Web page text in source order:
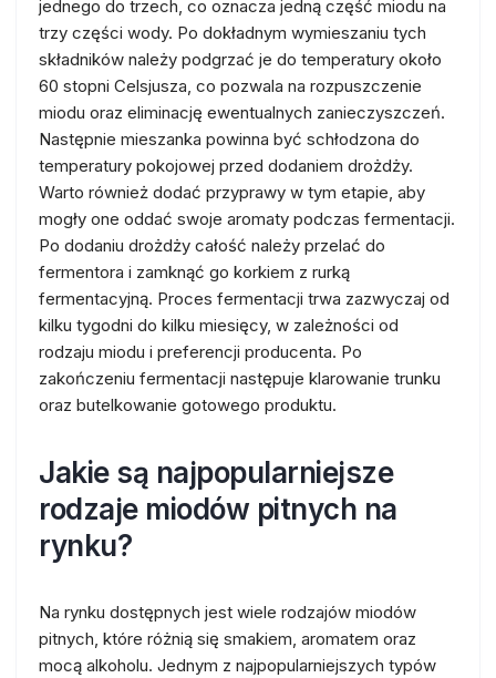
jednego do trzech, co oznacza jedną część miodu na
trzy części wody. Po dokładnym wymieszaniu tych
składników należy podgrzać je do temperatury około
60 stopni Celsjusza, co pozwala na rozpuszczenie
miodu oraz eliminację ewentualnych zanieczyszczeń.
Następnie mieszanka powinna być schłodzona do
temperatury pokojowej przed dodaniem drożdży.
Warto również dodać przyprawy w tym etapie, aby
mogły one oddać swoje aromaty podczas fermentacji.
Po dodaniu drożdży całość należy przelać do
fermentora i zamknąć go korkiem z rurką
fermentacyjną. Proces fermentacji trwa zazwyczaj od
kilku tygodni do kilku miesięcy, w zależności od
rodzaju miodu i preferencji producenta. Po
zakończeniu fermentacji następuje klarowanie trunku
oraz butelkowanie gotowego produktu.
Jakie są najpopularniejsze
rodzaje miodów pitnych na
rynku?
Na rynku dostępnych jest wiele rodzajów miodów
pitnych, które różnią się smakiem, aromatem oraz
mocą alkoholu. Jednym z najpopularniejszych typów